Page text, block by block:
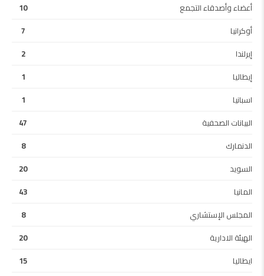
أعضاء وأصدقاء التجمع
10
أوكرانيا
7
إيرلندا
2
إيطاليا
1
اسبانيا
1
البيانات الصحفية
47
الدنمارك
8
السويد
20
المانيا
43
المجلس الإستشاري
8
الهيئة الادارية
20
ايطاليا
15